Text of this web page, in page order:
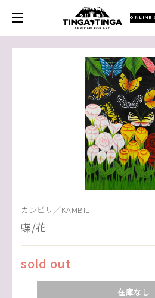
ONLINE
カンビリ／KAMBILI
蝶/花
sold out
在庫なし